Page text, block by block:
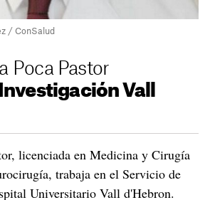
/ ConSalud
Poca Pastor
Vall
licenciada en Medicina y Cirugía
trabaja en el Servicio de
Universitario Vall d'Hebron.